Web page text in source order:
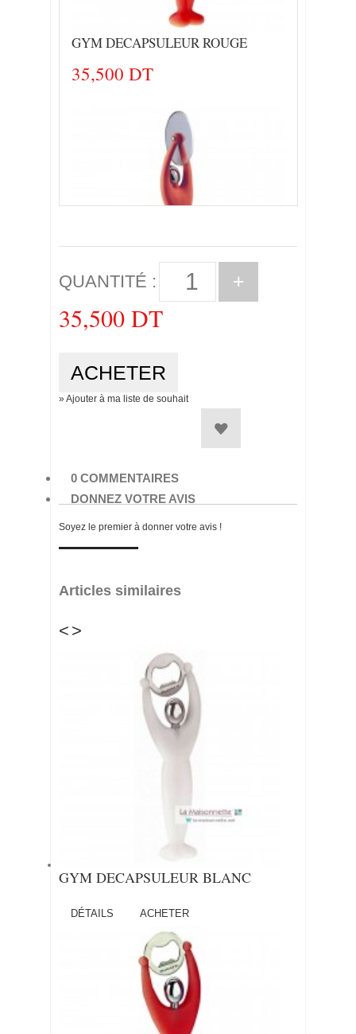
GYM DECAPSULEUR ROUGE
35,500 DT
GYM ROULETTE A PIZZA ROUGE
QUANTITÉ : +
35,500 DT
» Ajouter à ma liste de souhait
0 COMMENTAIRES
DONNEZ VOTRE AVIS
Soyez le premier à donner votre avis !
Articles similaires
< >
GYM DECAPSULEUR BLANC
DÉTAILS ACHETER